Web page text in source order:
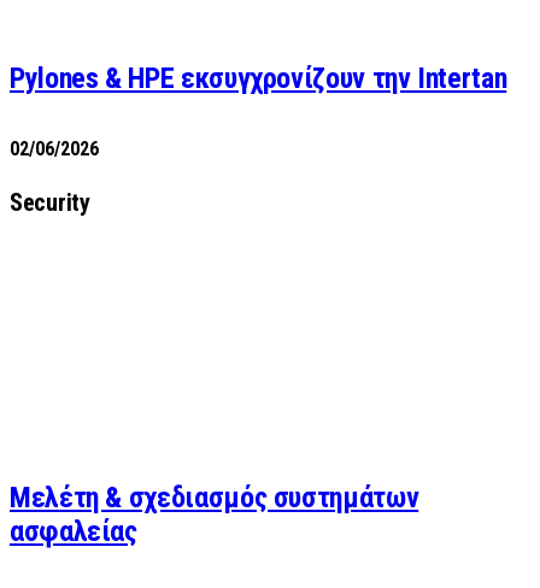
Pylones & HPE εκσυγχρονίζουν την Intertan
02/06/2026
Security
Μελέτη & σχεδιασμός συστημάτων
ασφαλείας